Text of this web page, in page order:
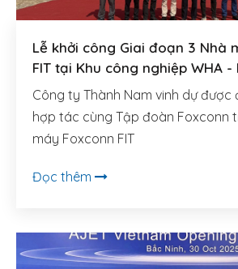
Lễ khởi công Giai đoạn 3 Nhà
FIT tại Khu công nghiệp WHA -
Công ty Thành Nam vinh dự được
hợp tác cùng Tập đoàn Foxconn
máy Foxconn FIT
Đọc thêm